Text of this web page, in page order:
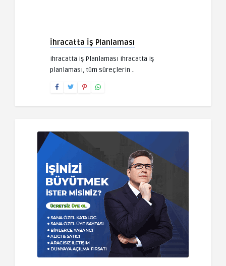
İhracatta İş Planlaması
ihracatta iş Planlaması ihracatta iş
planlaması, tüm süreçlerin ..